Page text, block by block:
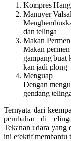
Kompres
Manuver
dan telinga
Makan Permen
Makan
gampang buat
kan jadi plong
Menguap
Dengan
gendang
Ternyata dari
perubahan di
Tekanan udara yang
ini efektif membantu